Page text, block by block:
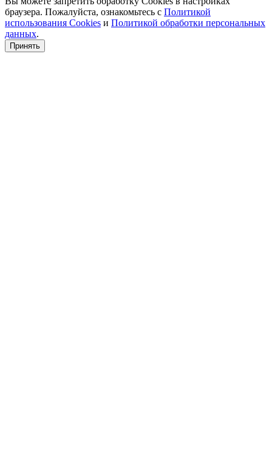
браузера. Пожалуйста, ознакомьтесь с Политикой
использования Cookies и Политикой обработки персональных
данных.
Принять